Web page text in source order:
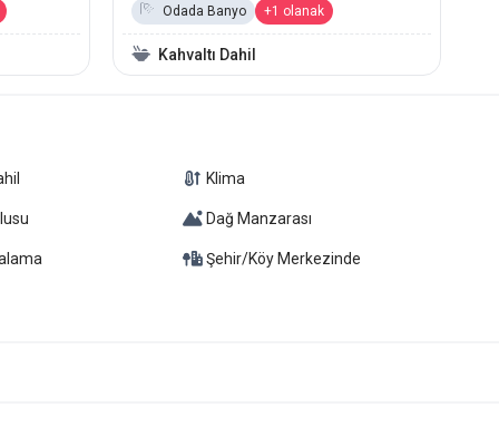
Odada Banyo
+1 olanak
Kahvaltı Dahil
Klima
Dağ Manzarası
Şehir/Köy Merkezinde